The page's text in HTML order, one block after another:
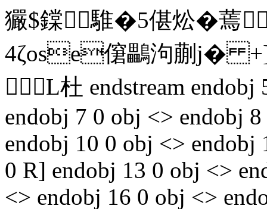
玁$鏿騅�5偡炂�蔫
4ζose僒鸓泃蒯j� +]
L杜 endstream
endobj 7 0 obj <> endobj
endobj 10 0 obj <>
0 R] endobj 13 0 obj <>
<> endobj 16 0 obj <>